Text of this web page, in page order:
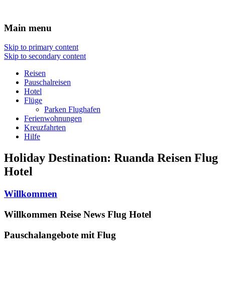
Travel : De
Main menu
Skip to primary content
Skip to secondary content
Reisen
Pauschalreisen
Hotel
Flüge
Parken Flughafen
Ferienwohnungen
Kreuzfahrten
Hilfe
Holiday Destination: Ruanda Reisen Flug
Hotel
Willkommen
Willkommen Reise News Flug Hotel
Pauschalangebote mit Flug